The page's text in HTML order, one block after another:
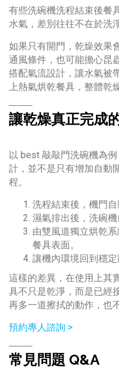
有些洗碗機洗程結束後餐
水氣，差別往往不在於洗
如果只有開門，乾燥效果
通風條件，也可能擔心昆
搭配氣流設計，讓水氣被
上熱氣烘乾餐具，整體乾
讓乾燥真正完成
以 best 敲敲門洗碗機為
計，並不是只有增加自動
程。
洗程結束後，機門自
濕氣排出後，洗碗機
由雙風道獨立烘乾
餐具表面。
讓機內環境回到穩定
這樣的差異，在使用上其
具不只是乾淨，而是已經
再多一道擦拭的動作，也
預約專人諮詢 >
常見問題 Q&A